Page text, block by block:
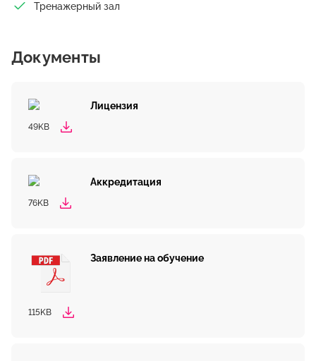
Тренажерный зал
Документы
Лицензия
49KB
Аккредитация
76KB
Заявление на обучение
115KB